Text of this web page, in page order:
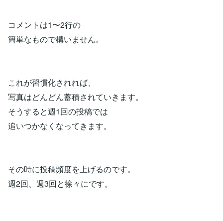
コメントは1〜2行の
簡単なもので構いません。
これが習慣化されれば、
写真はどんどん蓄積されていきます。
そうすると週1回の投稿では
追いつかなくなってきます。
その時に投稿頻度を上げるのです。
週2回、週3回と徐々にです。